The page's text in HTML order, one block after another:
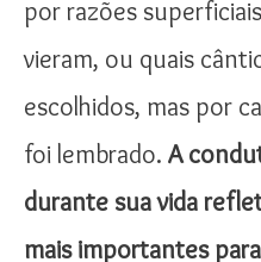
por razões
vieram, ou quais
escolhidos, mas por
foi lembrado. A
durante sua vida
mais importantes